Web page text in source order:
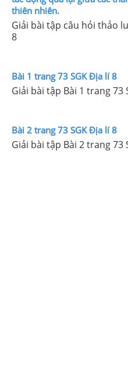
thiên nhiên.
Giải bài tập câu hỏi thảo
8
Bài 1 trang 73 SGK Địa lí 8
Giải bài tập Bài 1 trang 73
Bài 2 trang 73 SGK Địa lí 8
Giải bài tập Bài 2 trang 73